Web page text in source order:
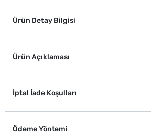
Ürün Detay Bilgisi
Ürün Açıklaması
İptal İade Koşulları
Ödeme Yöntemi